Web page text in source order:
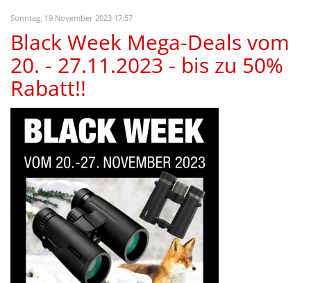
Sonntag, 19 November 2023 17:57
Black Week Mega-Deals vom
20. - 27.11.2023 - bis zu 50%
Rabatt!!